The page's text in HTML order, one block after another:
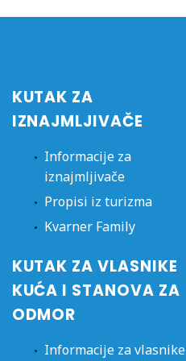
KUTAK ZA
IZNAJMLJIVAČE
Informacije za
iznajmljivače
Propisi iz turizma
Kvarner Family
KUTAK ZA VLASNIKE
KUĆA I STANOVA ZA
ODMOR
Informacije za vlasnike